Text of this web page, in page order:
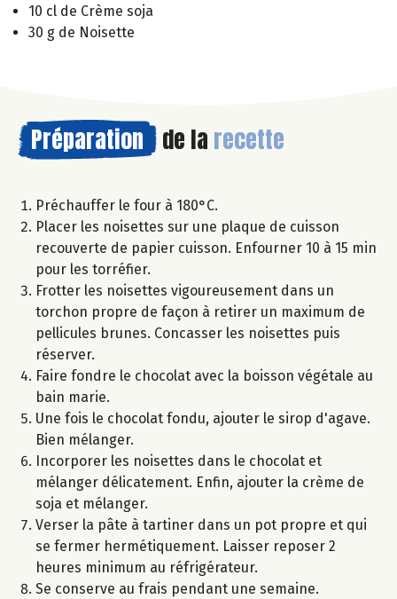
10 cl de Crème soja
30 g de Noisette
Préparation de la recette
Préchauffer le four à 180°C.
Placer les noisettes sur une plaque de cuisson
recouverte de papier cuisson. Enfourner 10 à 15 min
pour les torréfier.
Frotter les noisettes vigoureusement dans un
torchon propre de façon à retirer un maximum de
pellicules brunes. Concasser les noisettes puis
réserver.
Faire fondre le chocolat avec la boisson végétale au
bain marie.
Une fois le chocolat fondu, ajouter le sirop d'agave.
Bien mélanger.
Incorporer les noisettes dans le chocolat et
mélanger délicatement. Enfin, ajouter la crème de
soja et mélanger.
Verser la pâte à tartiner dans un pot propre et qui
se fermer hermétiquement. Laisser reposer 2
heures minimum au réfrigérateur.
Se conserve au frais pendant une semaine.